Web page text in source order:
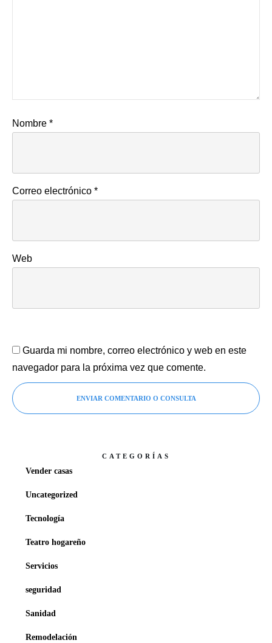
Nombre *
Correo electrónico *
Web
Guarda mi nombre, correo electrónico y web en este
navegador para la próxima vez que comente.
ENVIAR COMENTARIO O CONSULTA
CATEGORÍAS
Vender casas
Uncategorized
Tecnología
Teatro hogareño
Servicios
seguridad
Sanidad
Remodelación